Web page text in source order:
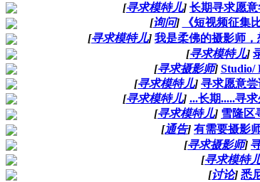
[寻求模特儿] 长期寻求愿
[询问] 《短视频征集
[寻求模特儿] 我是柔佛的摄影师
[寻求模特儿]
[寻求摄影师] Studio/
[寻求模特儿] 寻求愿意
[寻求模特儿] ...长期.....寻
[寻求模特儿] 雪隆区
[通告] 有需要摄影
[寻求摄影师]
[寻求模特
[讨论] 悉